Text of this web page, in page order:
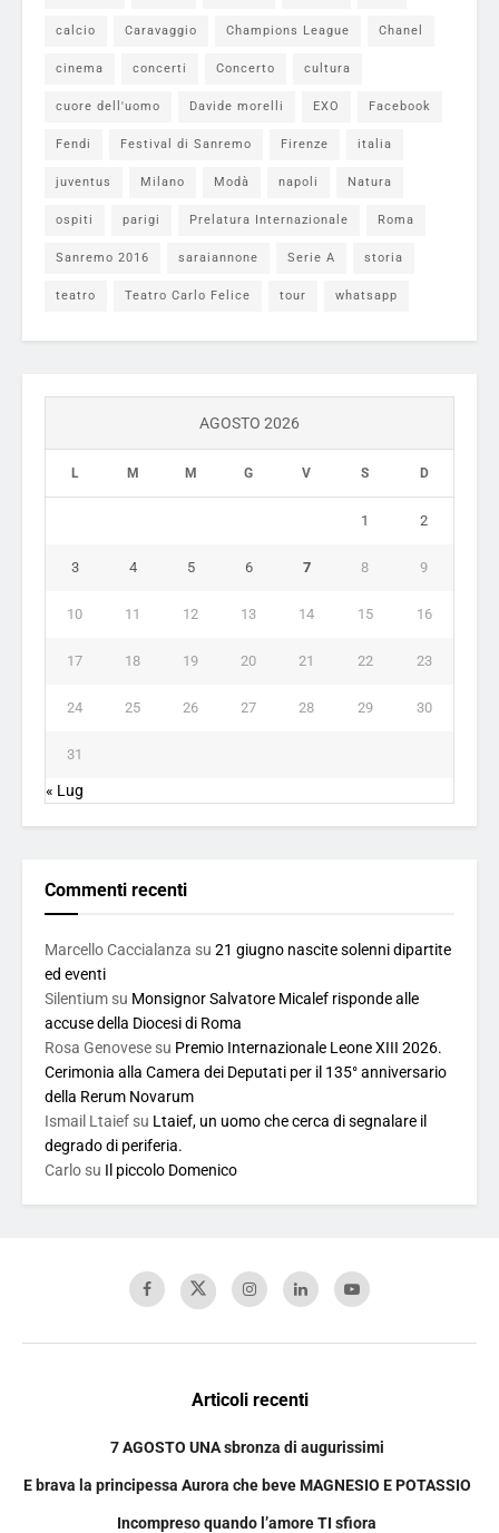
calcio Caravaggio Champions League Chanel
cinema concerti Concerto cultura
cuore dell'uomo Davide morelli EXO Facebook
Fendi Festival di Sanremo Firenze italia
juventus Milano Modà napoli Natura
ospiti parigi Prelatura Internazionale Roma
Sanremo 2016 saraiannone Serie A storia
teatro Teatro Carlo Felice tour whatsapp
AGOSTO 2026
L M M G V S D
1 2
3 4 5 6 7 8 9
10 11 12 13 14 15 16
17 18 19 20 21 22 23
24 25 26 27 28 29 30
31
« Lug
Commenti recenti
Marcello Caccialanza su 21 giugno nascite solenni dipartite
ed eventi
Silentium su Monsignor Salvatore Micalef risponde alle
accuse della Diocesi di Roma
Rosa Genovese su Premio Internazionale Leone XIII 2026.
Cerimonia alla Camera dei Deputati per il 135° anniversario
della Rerum Novarum
Ismail Ltaief su Ltaief, un uomo che cerca di segnalare il
degrado di periferia.
Carlo su Il piccolo Domenico
Articoli recenti
7 AGOSTO UNA sbronza di augurissimi
E brava la principessa Aurora che beve MAGNESIO E POTASSIO
Incompreso quando l’amore TI sfiora